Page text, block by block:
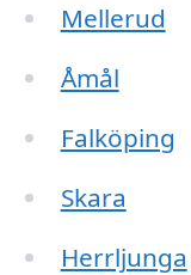
Mellerud
Åmål
Falköping
Skara
Herrljunga